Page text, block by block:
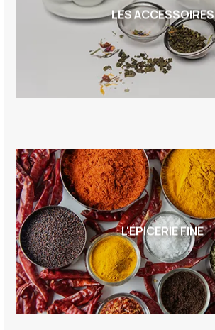
LES ACCESSOIRES
L'ÉPICERIE FINE